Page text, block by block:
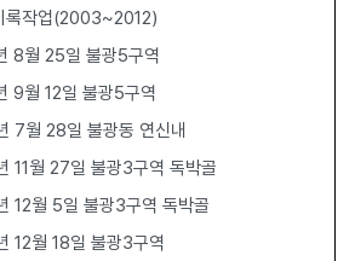
록작업(2003~2012)
8월 25일 불광5구역
9월 12일 불광5구역
7월 28일 불광동 연신내
11월 27일 불광3구역 독박골
12월 5일 불광3구역 독박골
12월 18일 불광3구역